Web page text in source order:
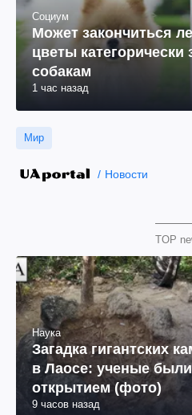
Социум
Может закончиться
цветы категорически
собакам
1 час назад
Мир
Новости
TOP
Наука
Загадка гигантских
в Лаосе: ученые
открытием (фото)
9 часов назад